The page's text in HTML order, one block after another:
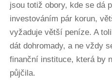
jsou totiž obory, kde se dá
investováním pár korun,
vyžaduje větší peníze. A
dát dohromady, a ne vždy
finanční instituce, která by
půjčila.